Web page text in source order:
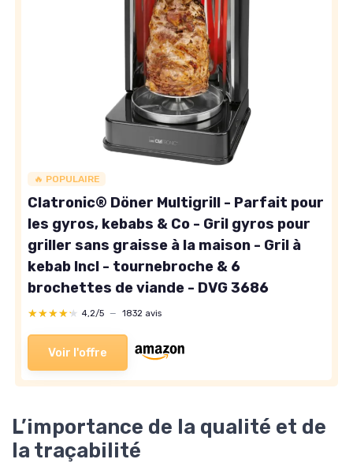
🔥 POPULAIRE
Clatronic® Döner Multigrill - Parfait pour
les gyros, kebabs & Co - Gril gyros pour
griller sans graisse à la maison - Gril à
kebab Incl - tournebroche & 6
brochettes de viande - DVG 3686
★★★★★
★★★★★ 4,2/5 — 1832 avis
Voir l'offre
L’importance de la qualité et de
la traçabilité